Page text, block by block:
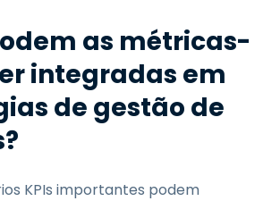
as métricas-
integradas em
de gestão de
KPIs importantes podem